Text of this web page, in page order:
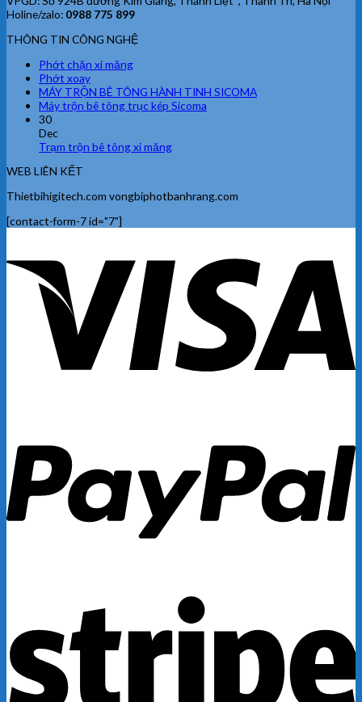
Holine/zalo: 0988 775 899
THÔNG TIN CÔNG NGHỆ
Phớt chặn xi măng
Phớt xoay
MÁY TRỘN BÊ TÔNG HÀNH TINH SICOMA
Máy trộn bê tông trục kép Sicoma
30
Dec
Trạm trộn bê tông xi măng
WEB LIÊN KẾT
Thietbihigitech.com vongbiphotbanhrang.com
[contact-form-7 id="7"]